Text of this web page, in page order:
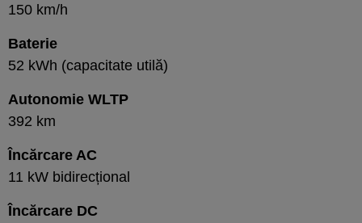
150 km/h
Baterie
52 kWh (capacitate utilă)
Autonomie WLTP
392 km
Încărcare AC
11 kW bidirecțional
Încărcare DC